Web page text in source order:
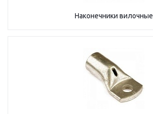
Наконечники вилочные